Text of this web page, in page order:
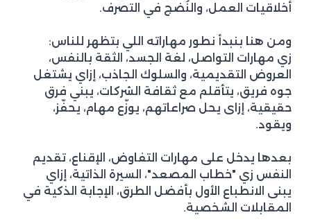
أخلاقيات العمل، والنُضج في التصرف.
ومن هنا بنبدأ نطور مهاراته اللي بتظهر للناس:
زي مهارات التواصل، لغة الجسد، الثقة بالنفس،
العروض التقديمية، والسلوك الجاذب، إزاي يشتغل
جوه فريق، يتأقلم مع ثقافة الشركات، يبني فرق
حقيقية، إزاى يحل صراعاتهم، يوزّع مهام، يحفّز،
ويقود.
بعدها يدخل على مهارات التفاوض، الإقناع، تقديم
النفس زي "خطاب المصعد"، السيرة الذاتية، إزاي
يبنى الانطباع الأول بأفضل الطرق، الإجابة الذكية في
المقابلات الشخصية.